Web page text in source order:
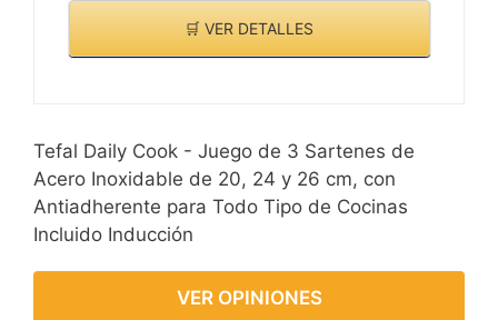
🛒 VER DETALLES
Tefal Daily Cook - Juego de 3 Sartenes de
Acero Inoxidable de 20, 24 y 26 cm, con
Antiadherente para Todo Tipo de Cocinas
Incluido Inducción
VER OPINIONES